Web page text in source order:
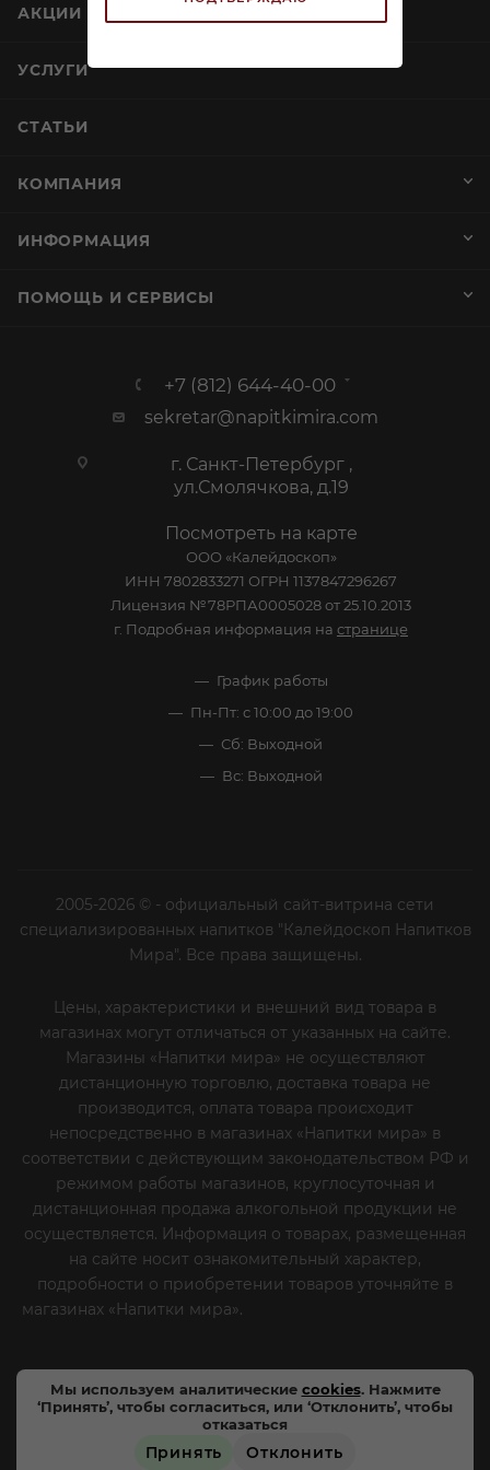
Мы используем аналитические cookies. Нажмите
‘Принять’, чтобы согласиться, или ‘Отклонить’, чтобы
отказаться
Принять Отклонить
АКЦИИ
УСЛУГИ
СТАТЬИ
КОМПАНИЯ
ИНФОРМАЦИЯ
ПОМОЩЬ И СЕРВИСЫ
+7 (812) 644-40-00
sekretar@napitkimira.com
г. Санкт-Петербург ,
ул.Смолячкова, д.19
Посмотреть на карте
ООО «Калейдоскоп»
ИНН 7802833271 ОГРН 1137847296267
Лицензия №78РПА0005028 от 25.10.2013
г. Подробная информация на странице
График работы
Пн-Пт: с 10:00 до 19:00
Сб: Выходной
Вс: Выходной
2005-2026 © - официальный сайт-витрина сети
специализированных напитков "Калейдоскоп Напитков
Мира". Все права защищены.
Цены, характеристики и внешний вид товара в
магазинах могут отличаться от указанных на сайте.
Магазины «Напитки мира» не осуществляют
дистанционную торговлю, доставка товара не
производится, оплата товара происходит
непосредственно в магазинах «Напитки мира» в
соответствии с действующим законодательством РФ и
режимом работы магазинов, круглосуточная и
дистанционная продажа алкогольной продукции не
осуществляется. Информация о товарах, размещенная
на сайте носит ознакомительный характер,
подробности о приобретении товаров уточняйте в
магазинах «Напитки мира».